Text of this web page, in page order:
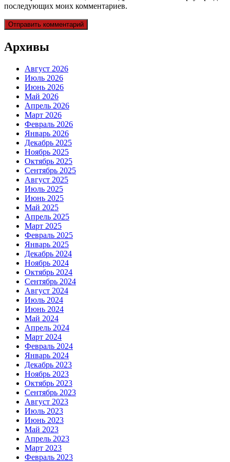
последующих моих комментариев.
Архивы
Август 2026
Июль 2026
Июнь 2026
Май 2026
Апрель 2026
Март 2026
Февраль 2026
Январь 2026
Декабрь 2025
Ноябрь 2025
Октябрь 2025
Сентябрь 2025
Август 2025
Июль 2025
Июнь 2025
Май 2025
Апрель 2025
Март 2025
Февраль 2025
Январь 2025
Декабрь 2024
Ноябрь 2024
Октябрь 2024
Сентябрь 2024
Август 2024
Июль 2024
Июнь 2024
Май 2024
Апрель 2024
Март 2024
Февраль 2024
Январь 2024
Декабрь 2023
Ноябрь 2023
Октябрь 2023
Сентябрь 2023
Август 2023
Июль 2023
Июнь 2023
Май 2023
Апрель 2023
Март 2023
Февраль 2023